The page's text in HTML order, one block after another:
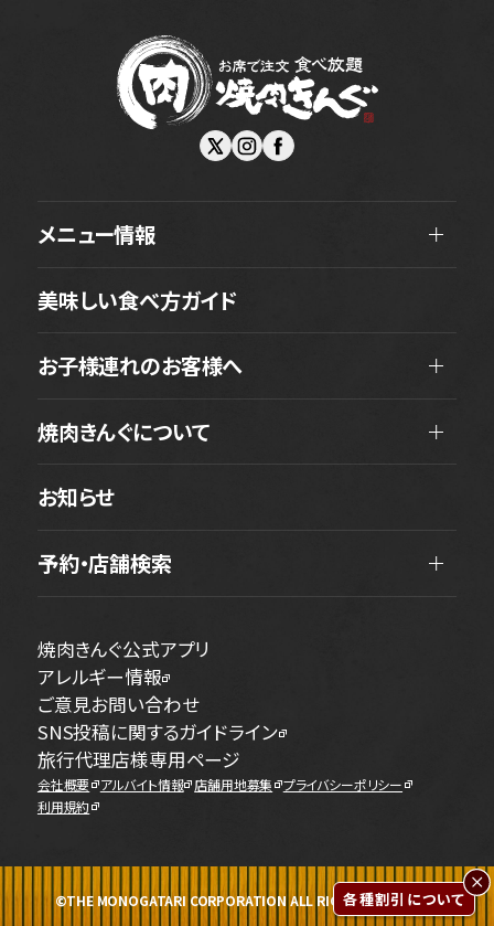
各種割引について
メニュー情報
美味しい食べ方ガイド
お子様連れのお客様へ
焼肉きんぐについて
お知らせ
予約・店舗検索
焼肉きんぐ公式アプリ
アレルギー情報
ご意見お問い合わせ
SNS投稿に関するガイドライン
旅行代理店様専用ページ
会社概要 アルバイト情報 店舗用地募集
プライバシーポリシー
利用規約
©THE MONOGATARI CORPORATION ALL RIGHTS RESERVED.